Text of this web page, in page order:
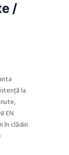
/
la
EN
în clădiri